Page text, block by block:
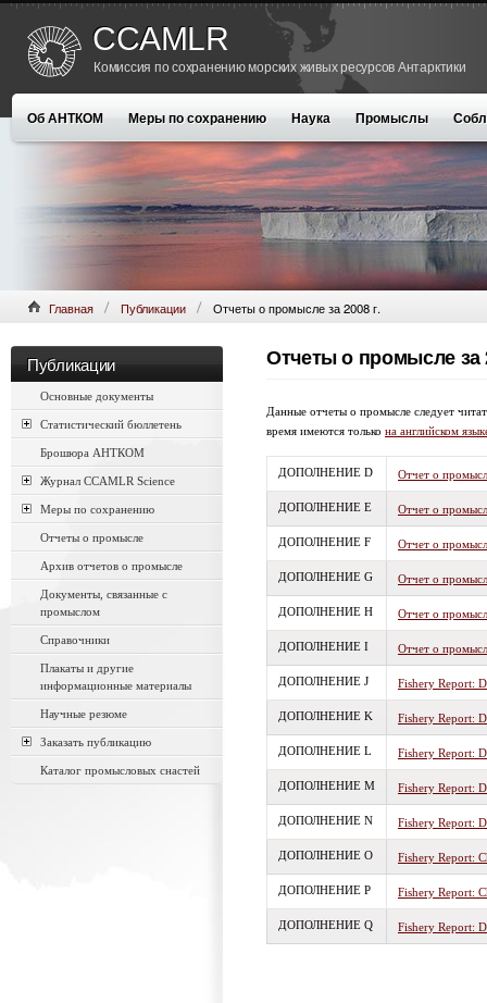
CCAMLR
Комиссия по сохранению морских живых ресурсов Антарктики
Об АНТКОМ Меры по сохранению Наука Промыслы
Главная Публикации Отчеты о промысле за 2008 г.
Публикации
Основные документы
Статистический бюллетень
Брошюра АНТКОМ
Журнал CCAMLR Science
Меры по сохранению
Отчеты о промысле
Архив отчетов о промысле
Документы, связанные с
промыслом
Справочники
Плакаты и другие
информационные материалы
Научные резюме
Заказать публикацию
Каталог промысловых снастей
Отчеты о промысле за
Данные отчеты о промысле следует
время имеются только на английском
ДОПОЛНЕНИЕ D Отчет о
ДОПОЛНЕНИЕ E Отчет о
ДОПОЛНЕНИЕ F Отчет о
ДОПОЛНЕНИЕ G Отчет о
ДОПОЛНЕНИЕ H Отчет о
ДОПОЛНЕНИЕ I Отчет о
ДОПОЛНЕНИЕ J Fishery Report:
ДОПОЛНЕНИЕ K Fishery Report:
ДОПОЛНЕНИЕ L Fishery Report:
ДОПОЛНЕНИЕ M Fishery Report:
ДОПОЛНЕНИЕ N Fishery Report:
ДОПОЛНЕНИЕ O Fishery Report:
ДОПОЛНЕНИЕ P Fishery Report:
ДОПОЛНЕНИЕ Q Fishery Report: